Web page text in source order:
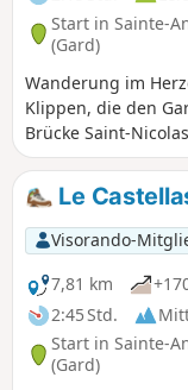
Start in Sainte-
(Gard)
Wanderung im
Klippen, die den
Brücke Saint-
Le
Visorando-
7,81 km
2:45 Std.
Start in Sainte-
(Gard)